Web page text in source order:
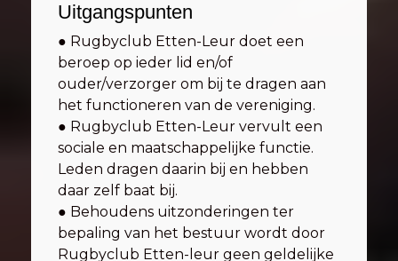
Uitgangspunten
● Rugbyclub Etten-Leur doet een
beroep op ieder lid en/of
ouder/verzorger om bij te dragen aan
het functioneren van de vereniging.
● Rugbyclub Etten-Leur vervult een
sociale en maatschappelijke functie.
Leden dragen daarin bij en hebben
daar zelf baat bij.
● Behoudens uitzonderingen ter
bepaling van het bestuur wordt door
Rugbyclub Etten-leur geen geldelijke